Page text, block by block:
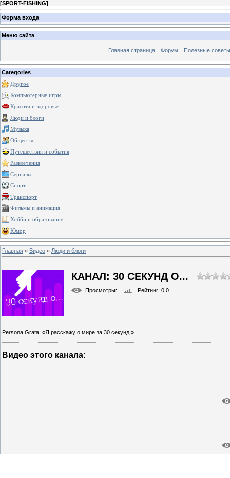
[SPORT-FISHING]
Форма входа
Меню сайта
Главная страница Форум Полезные советы
Categories
Другое
Компьютерные игры
Красота и здоровье
Люди и блоги
Музыка
Общество
Путешествия и события
Развлечения
Сериалы
Спорт
Транспорт
Фильмы и анимация
Хобби и образование
Юмор
Главная » Видео » Люди и блоги
КАНАЛ: 30 СЕКУНД О...
Просмотры: Рейтинг: 0.0
Persona Grata: «Я расскажу о мире за 30 секунд!»
Видео этого канала: